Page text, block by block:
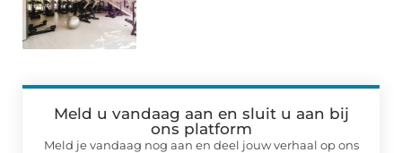
Meld u vandaag aan en sluit u aan bij
ons platform
Meld je vandaag nog aan en deel jouw verhaal op ons